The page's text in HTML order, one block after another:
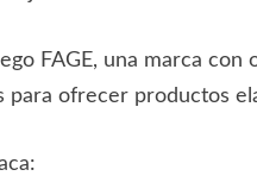
FAGE, una marca con
ofrecer productos